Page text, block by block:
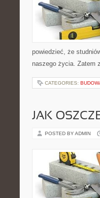
powiedzieć, że
naszego życia. Zatem
CATEGORIES:
JAK
POSTED BY ADMIN